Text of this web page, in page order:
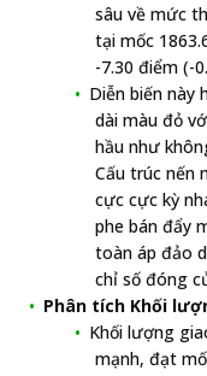
sâu về mức
tại mốc
-7.30 điểm (-
Diễn biến này
dài màu đỏ
hầu như
Cấu trúc nến
cực cực kỳ
phe bán đẩy
toàn áp đảo
chỉ số đóng
Phân tích Khối
Khối lượng
mạnh, đạt